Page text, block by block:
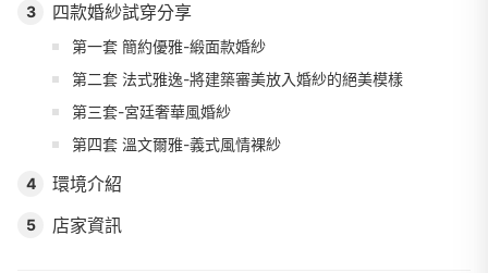
3 四款婚紗試穿分享
第一套 簡約優雅-緞面款婚紗
第二套 法式雅逸-將建築審美放入婚紗的絕美模樣
第三套-宮廷奢華風婚紗
第四套 溫文爾雅-義式風情裸紗
4 環境介紹
5 店家資訊